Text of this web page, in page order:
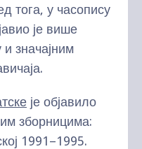
тога, у часопису
је више
и значајним
је објавило
зборницима:
1991–1995.